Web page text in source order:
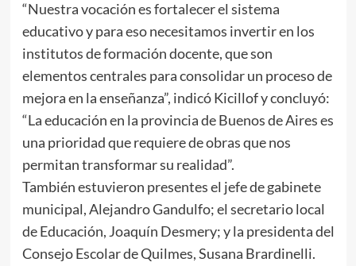
“Nuestra vocación es fortalecer el sistema
educativo y para eso necesitamos invertir en los
institutos de formación docente, que son
elementos centrales para consolidar un proceso de
mejora en la enseñanza”, indicó Kicillof y concluyó:
“La educación en la provincia de Buenos de Aires es
una prioridad que requiere de obras que nos
permitan transformar su realidad”.
También estuvieron presentes el jefe de gabinete
municipal, Alejandro Gandulfo; el secretario local
de Educación, Joaquín Desmery; y la presidenta del
Consejo Escolar de Quilmes, Susana Brardinelli.